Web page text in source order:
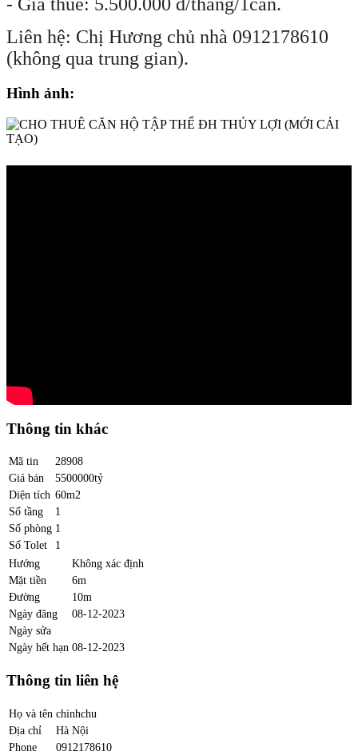
Liên hệ: Chị Hương chủ nhà 0912178610
(không qua trung gian).
Hình ảnh:
Thông tin khác
Mã tin
28908
Giá bán
5500000tỷ
Diện tích 60m2
Số tầng
1
Số phòng 1
Số Tolet
1
Hướng
Không xác định
Mặt tiền
6m
Đường
10m
Ngày đăng
08-12-2023
Ngày sửa
Ngày hết hạn 08-12-2023
Thông tin liên hệ
Họ và tên chinhchu
Địa chỉ
Hà Nội
Phone
0912178610